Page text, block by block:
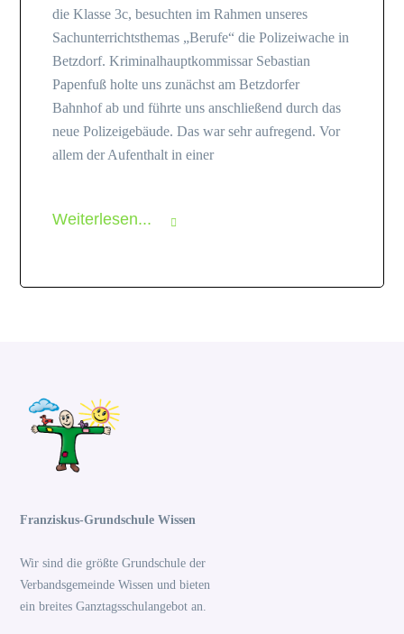
die Klasse 3c, besuchten im Rahmen unseres
Sachunterrichtsthemas „Berufe“ die Polizeiwache in
Betzdorf. Kriminalhauptkommissar Sebastian
Papenfuß holte uns zunächst am Betzdorfer
Bahnhof ab und führte uns anschließend durch das
neue Polizeigebäude. Das war sehr aufregend. Vor
allem der Aufenthalt in einer
Weiterlesen...
Franziskus-Grundschule Wissen
Wir sind die größte Grundschule der
Verbandsgemeinde Wissen und bieten
ein breites Ganztagsschulangebot an.